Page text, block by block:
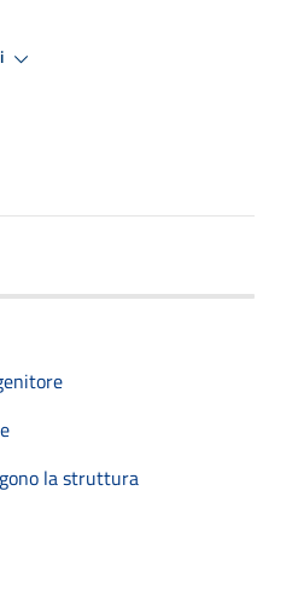
la struttura